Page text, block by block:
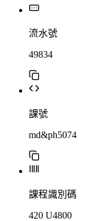
流水號
49834
課號
md&ph5074
課程識別碼
420 U4800